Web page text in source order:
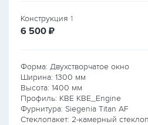
Конструкция 1
6 500 руб.
₽
Форма: Двухстворчатое окно
Ширина: 1300 мм
Высота: 1400 мм
Профиль: KBE KBE_Engine
Фурнитура: Siegenia Titan AF
Стеклопакет: 2-камерный